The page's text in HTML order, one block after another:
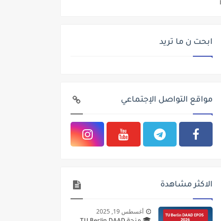
ابحت ن ما تريد
مواقع التواصل الإجتماعي
الاكثر مشاهدة
أغسطس 19, 2025